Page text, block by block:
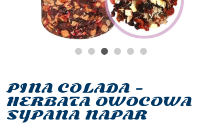
PINA COLADA -
HERBATA OWOCOWA
SYPANA NAPAR
Przejdź
na
początek
galerii